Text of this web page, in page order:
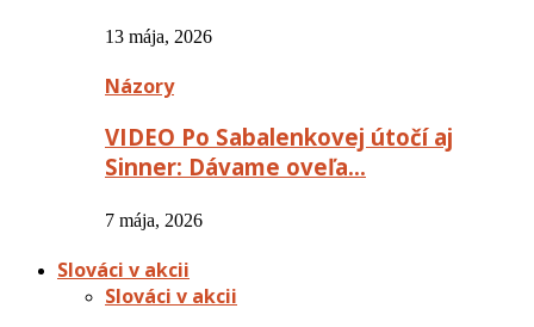
13 mája, 2026
Názory
VIDEO Po Sabalenkovej útočí aj
Sinner: Dávame oveľa…
7 mája, 2026
Slováci v akcii
Slováci v akcii